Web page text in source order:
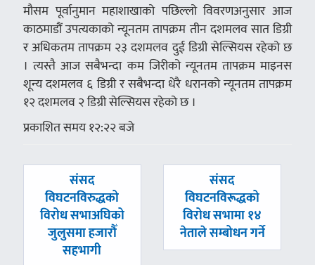
मौसम पूर्वानुमान महाशाखाको पछिल्लो विवरणअनुसार आज
काठमाडौं उपत्यकाको न्यूनतम तापक्रम तीन दशमलव सात डिग्री
र अधिकतम तापक्रम २३ दशमलव दुई डिग्री सेल्सियस रहेको छ
। त्यस्तै आज सबैभन्दा कम जिरीको न्यूनतम तापक्रम माइनस
शून्य दशमलव ६ डिग्री र सबैभन्दा धेरै धरानको न्यूनतम तापक्रम
१२ दशमलव २ डिग्री सेल्सियस रहेको छ ।
प्रकाशित समय १२:२२ बजे
पछिल्लाे
-
संसद
विघटनविरुद्धको
विरोध सभाअघिको
जुलुसमा हजारौँ
सहभागी
अघिल्लाे
-
संसद
विघटनविरूद्धको
विरोध सभामा १४
नेताले सम्बोधन गर्ने